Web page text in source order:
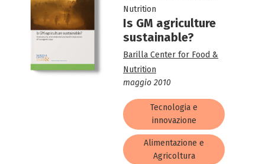
Nutrition
Is GM agriculture
sustainable?
Barilla Center for Food &
Nutrition
maggio 2010
Tecnologia e
innovazione
Alimentazione e
Agricoltura